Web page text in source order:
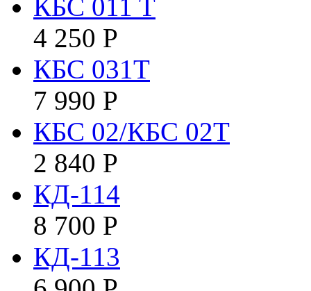
КБC 011 T
4 250 Р
КБС 031Т
7 990 Р
КБС 02/КБС 02Т
2 840 Р
КД-114
8 700 Р
КД-113